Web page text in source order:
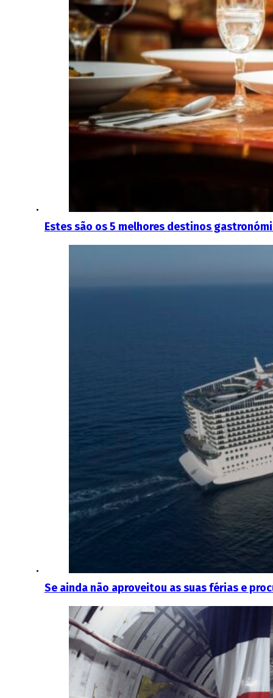
Estes são os 5 melhores destinos
Se ainda não aproveitou as suas férias e